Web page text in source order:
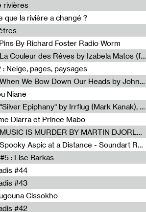
rivières
que la rivière a changé ?
By Richard Foster Radio Worm
Radia Show #1086 : La Couleur des Rêves by Izabela Matos (for Jet FM)
Neige, pages, paysages
Radia Show #1085 : When We Bow Down Our Heads by John Roach (Radia edit, Rádio Zero)
Niane
Radia Show #1084 : "Silver Epiphany" by Irrflug (Mark Kanak), featuring Jarboe and Blixa Bargeld (for Radio Helsinki)
Diarra et Prince Mabo
Radia Show #1083 : MUSIC IS MURDER BY MARTIN DJORLEV (KANAL103)
Radia Show #1082 : Spooky Aspic at a Distance - Soundart Radio
: Lise Barkas
#44
#43
Cissokho
#42